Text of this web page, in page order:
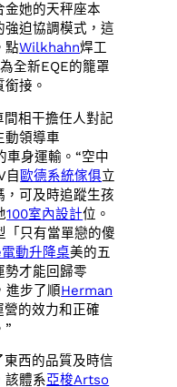
金她的天秤座本
強迫協調模式，這
點Wilkhahn焊工
全新EQE的籠罩
接。
相干擔任人對記
動領導車
車身運輸。“空中
自歐德系統傢俱立
可及時追蹤生孩
100室內設計位。
「只有當單戀的傻
動升降桌美的五
勢才能回歸零
進步了順Herman
的效力和正確
”
西的品質及時信
體系亞梭Artso